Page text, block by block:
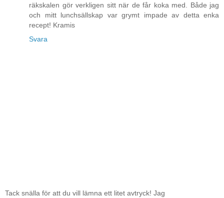
räkskalen gör verkligen sitt när de får koka med. Både jag
och mitt lunchsällskap var grymt impade av detta enka
recept! Kramis
Svara
Tack snälla för att du vill lämna ett litet avtryck! Jag